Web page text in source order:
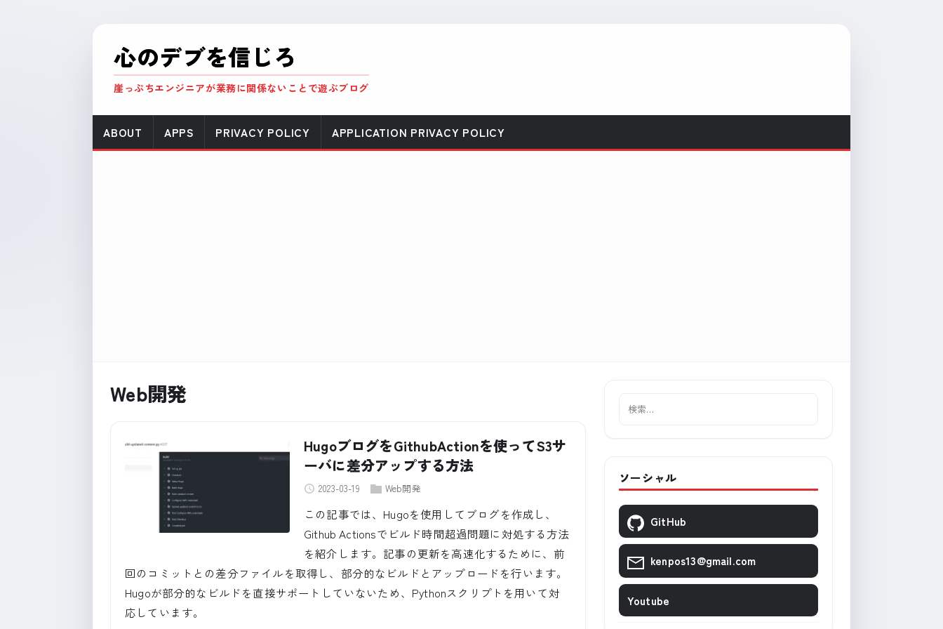
心のデブを信じろ
崖っぷちエンジニアが業務に関係ないことで遊ぶブログ
ABOUT APPS PRIVACY POLICY APPLICATION PRIVACY POLICY
Web開発
HugoブログをGithubActionを使ってS3サ
ーバに差分アップする方法
2023-03-19 Web開発
この記事では、Hugoを使用してブログを作成し、
Github Actionsでビルド時間超過問題に対処する方法
を紹介します。記事の更新を高速化するために、前
回のコミットとの差分ファイルを取得し、部分的なビルドとアップロードを行います。
Hugoが部分的なビルドを直接サポートしていないため、Pythonスクリプトを用いて対
応しています。
ソーシャル
GitHub
kenpos13@gmail.com
Youtube